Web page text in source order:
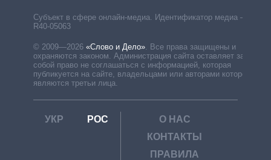
Субъект в сфере онлайн-медиа. Идентификатор медиа –
R40-05063
© 2009—2026 «Слово и Дело». Все права защищены и
охраняются законом. Администрация сайта оставляет за
собой право не соглашаться с информацией, которая
публикуется на сайте, владельцами или авторами которой
являются третьи лица.
УКР РОС
О НАС
КОНТАКТЫ
ПРАВИЛА